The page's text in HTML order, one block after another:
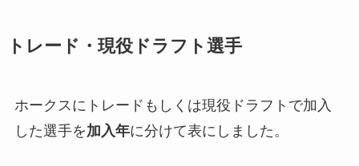
トレード・現役ドラフト選手
ホークスにトレードもしくは現役ドラフトで加入
した選手を加入年に分けて表にしました。